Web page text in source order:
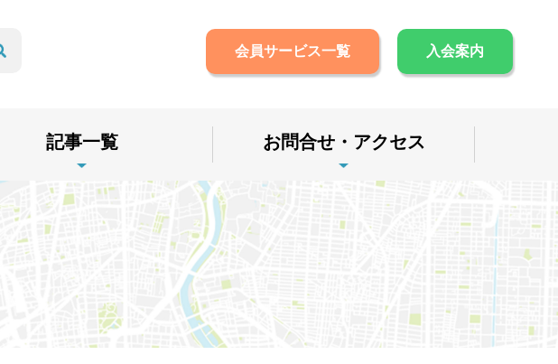
会員サービス一覧 入会案内
記事一覧 お問合せ・アクセス